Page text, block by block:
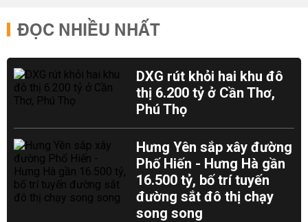
ĐỌC NHIỀU NHẤT
DXG rút khỏi hai khu đô
thị 6.200 tỷ ở Cần Thơ,
Phú Thọ
Hưng Yên sắp xây đường
Phố Hiến - Hưng Hà gần
16.500 tỷ, bố trí tuyến
đường sắt đô thị chạy
song song